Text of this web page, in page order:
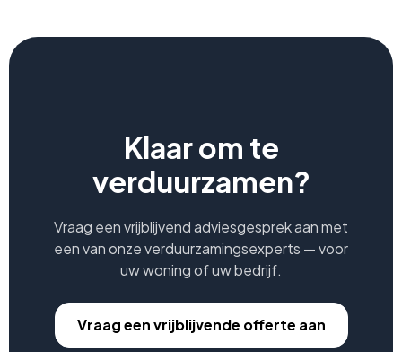
Klaar om te
verduurzamen?
Vraag een vrijblijvend adviesgesprek aan met
een van onze verduurzamingsexperts — voor
uw woning of uw bedrijf.
Vraag een vrijblijvende offerte aan